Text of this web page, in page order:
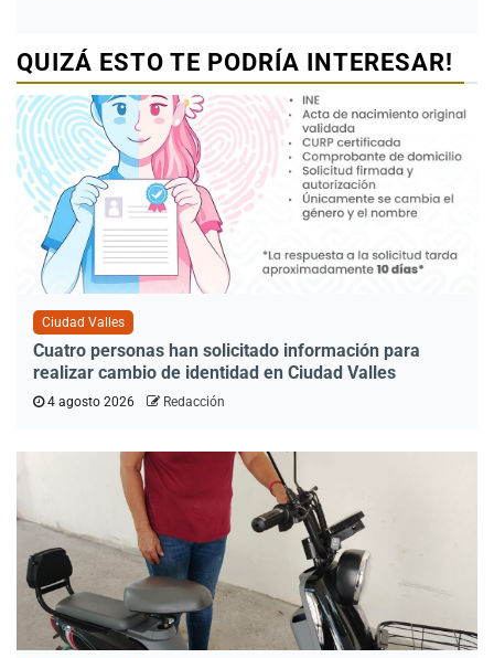
QUIZÁ ESTO TE PODRÍA INTERESAR!
Ciudad Valles
Cuatro personas han solicitado información para
realizar cambio de identidad en Ciudad Valles
4 agosto 2026 Redacción